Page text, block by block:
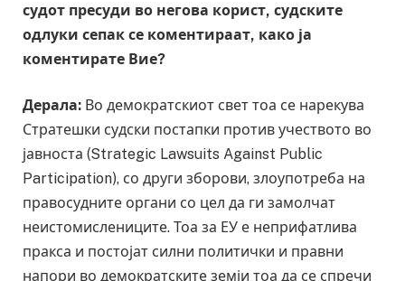
судот пресуди во негова корист, судските
одлуки сепак се коментираат, како ја
коментирате Вие?
Дерала: Во демократскиот свет тоа се нарекува
Стратешки судски постапки против учеството во
јавноста (Strategic Lawsuits Against Public
Participation), со други зборови, злоупотреба на
правосудните органи со цел да ги замолчат
неистомислениците. Тоа за ЕУ е неприфатлива
пракса и постојат силни политички и правни
напори во демократските земји тоа да се спречи